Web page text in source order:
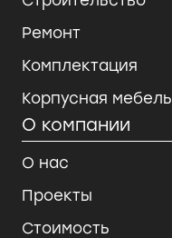
Ремонт
Комплектация
Корпусная мебель
О компании
О нас
Проекты
Стоимость